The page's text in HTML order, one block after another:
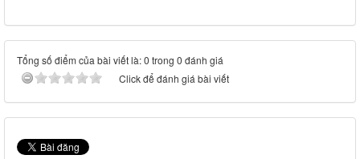
Tổng số điểm của bài viết là: 0 trong 0 đánh giá
Click để đánh giá bài viết